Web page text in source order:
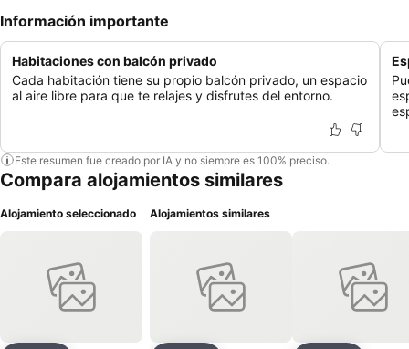
Información importante
Habitaciones con balcón privado
Cada habitación tiene su propio balcón privado, un espacio
al aire libre para que te relajes y disfrutes del entorno.
Este resumen fue creado por IA y no siempre es 100% preciso.
Compara alojamientos similares
Alojamiento seleccionado Alojamientos similares